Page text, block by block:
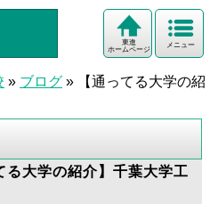
メニュー
東進
ホームページ
» ブログ »
【通ってる大学の紹
大学の紹介】千葉大学工